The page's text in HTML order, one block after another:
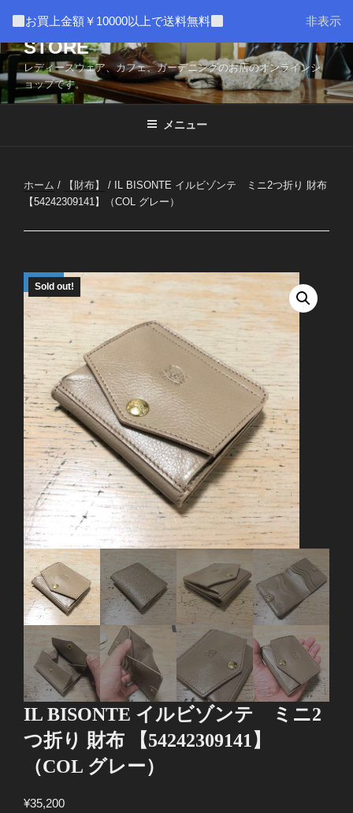
お買上金額￥10000以上で送料無料 非表示
テ
ン
ツ
へ
AMUSER * CAFE HOME WEB
STORE
レディースウェア、カフェ、ガーデニングのお店のオンラインシ
ョップです。
メニュー
ホーム / 【財布】
/ IL BISONTE イルビゾンテ ミニ2つ折り 財布
【54242309141】（COL グレー）
Sold out!
IL BISONTE イルビゾンテ ミニ2
つ折り 財布 【54242309141】
（COL グレー）
¥35,200